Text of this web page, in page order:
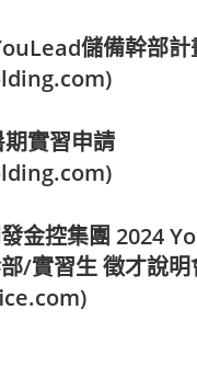
儲備幹部計
實習申請
金控集團 2024
/實習生 徵才說明